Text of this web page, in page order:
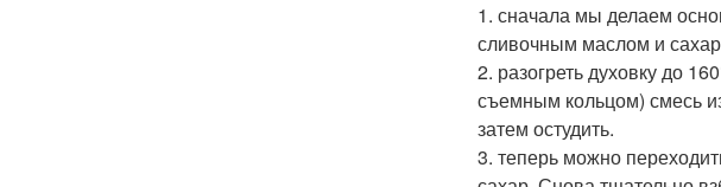
1. сначала мы делаем
сливочным маслом и
2. разогреть духовку до
съемным кольцом) смесь
затем остудить.
3. теперь можно